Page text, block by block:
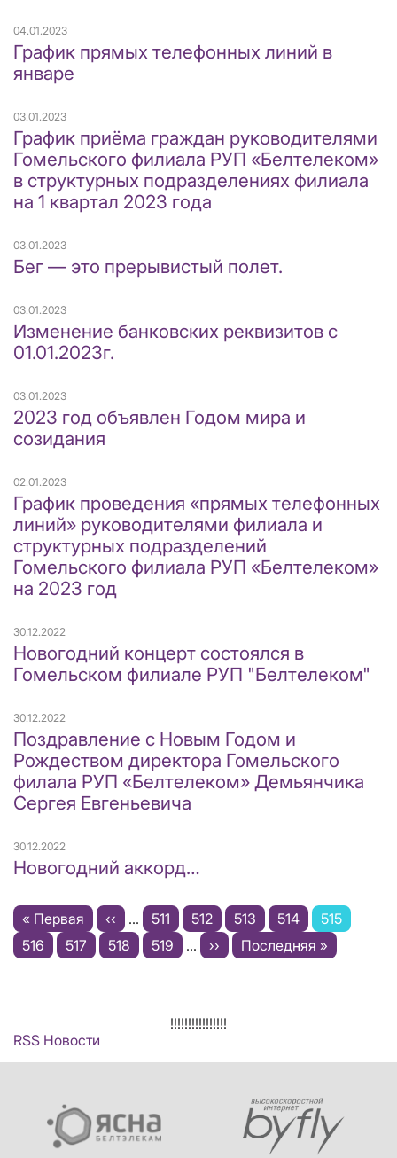
04.01.2023
График прямых телефонных линий в
январе
03.01.2023
График приёма граждан руководителями
Гомельского филиала РУП «Белтелеком»
в структурных подразделениях филиала
на 1 квартал 2023 года
03.01.2023
Бег — это прерывистый полет.
03.01.2023
Изменение банковских реквизитов с
01.01.2023г.
03.01.2023
2023 год объявлен Годом мира и
созидания
02.01.2023
График проведения «прямых телефонных
линий» руководителями филиала и
структурных подразделений
Гомельского филиала РУП «Белтелеком»
на 2023 год
30.12.2022
Новогодний концерт состоялся в
Гомельском филиале РУП "Белтелеком"
30.12.2022
Поздравление с Новым Годом и
Рождеством директора Гомельского
филала РУП «Белтелеком» Демьянчика
Сергея Евгеньевича
30.12.2022
Новогодний аккорд…
Нумерация
страниц
Первая
страница
« Первая ←
‹‹ … Page
511 Page
512 Page
513 Page
514
Текущая
страница
515
Page
516 Page
517 Page
518 Page
519 …
Следующая
››
Последняя
Последняя »
!!!!!!!!!!!!!!!!
RSS Новости